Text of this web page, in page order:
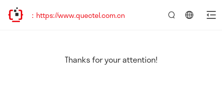
问新址：https://www.quectel.com.cn
Thanks for your attention!